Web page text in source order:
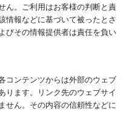
ん。ご利用はお客様の判断と責
情報などに基づいて被ったとさ
びその情報提供者は責任を負い
コンテンツからは外部のウェブ
ります。リンク先のウェブサイ
せん。その内容の信頼性などに